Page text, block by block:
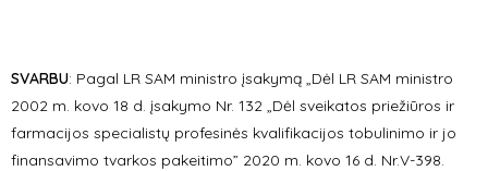
SVARBU: Pagal LR SAM ministro įsakymą „Dėl LR SAM ministro
2002 m. kovo 18 d. įsakymo Nr. 132 „Dėl sveikatos priežiūros ir
farmacijos specialistų profesinės kvalifikacijos tobulinimo ir jo
finansavimo tvarkos pakeitimo” 2020 m. kovo 16 d. Nr.V-398.